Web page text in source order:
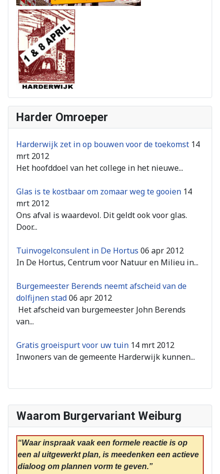
Waarom Burgervariant Weiburg
“Waar inspraak vaak een formele reactie is op
een al uitgewerkt plan, is meedenken een actieve
dialoog om plannen vorm te geven.”
Harder Omroeper
Harderwijk zet in op bouwen voor de toekomst 14
mrt 2012
Het hoofddoel van het college in het nieuwe...
Glas is te kostbaar om zomaar weg te gooien 14
mrt 2012
Ons afval is waardevol. Dit geldt ook voor glas.
Door...
Tuinvogelconsulent in De Hortus 06 apr 2012
In De Hortus, Centrum voor Natuur en Milieu in...
Burgemeester Berends neemt afscheid van de
dolfijnen stad06 apr 2012
Het afscheid van burgemeester John Berends
van...
Gratis groeispurt voor uw tuin 14 mrt 2012
Inwoners van de gemeente Harderwijk kunnen...